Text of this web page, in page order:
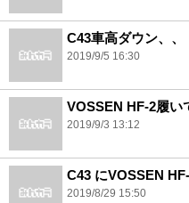
C43車高ダウン、、
2019/9/5 16:30
VOSSEN HF-2履い
2019/9/3 13:12
C43 にVOSSEN HF-
2019/8/29 15:50